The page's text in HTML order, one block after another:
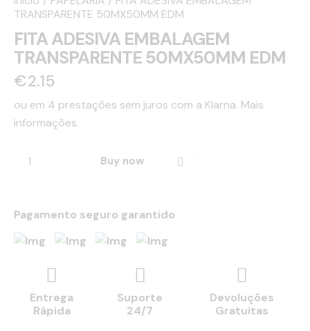
TRANSPARENTE 50MX50MM EDM
FITA ADESIVA EMBALAGEM
TRANSPARENTE 50MX50MM EDM
€2.15
ou em 4 prestações sem juros com a Klarna. Mais
informações.
Buy now
Pagamento seguro garantido
Entrega
Rápida
Suporte
24/7
Devoluções
Gratuitas